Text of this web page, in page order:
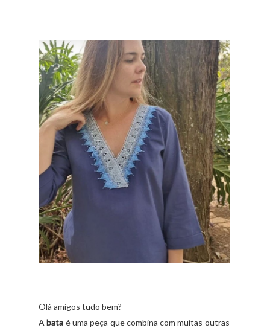
Olá amigos tudo bem?
A bata é uma peça que combina com muitas outras